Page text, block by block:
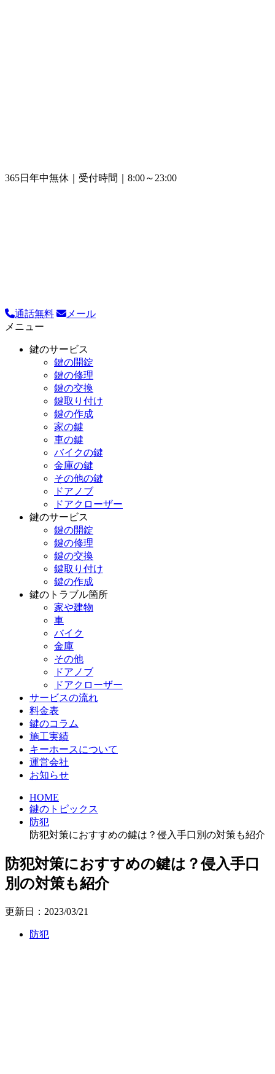
365日年中無休｜受付時間｜8:00～23:00
通話無料
メール
メニュー
鍵のサービス
鍵の開錠
鍵の修理
鍵の交換
鍵取り付け
鍵の作成
家の鍵
車の鍵
バイクの鍵
金庫の鍵
その他の鍵
ドアノブ
ドアクローザー
鍵のサービス
鍵の開錠
鍵の修理
鍵の交換
鍵取り付け
鍵の作成
鍵のトラブル箇所
家や建物
車
バイク
金庫
その他
ドアノブ
ドアクローザー
サービスの流れ
料金表
鍵のコラム
施工実績
キーホースについて
運営会社
お知らせ
HOME
鍵のトピックス
防犯
防犯対策におすすめの鍵は？侵入手口別の対策も紹介
防犯対策におすすめの鍵は？侵入手口
別の対策も紹介
更新日：2023/03/21
防犯